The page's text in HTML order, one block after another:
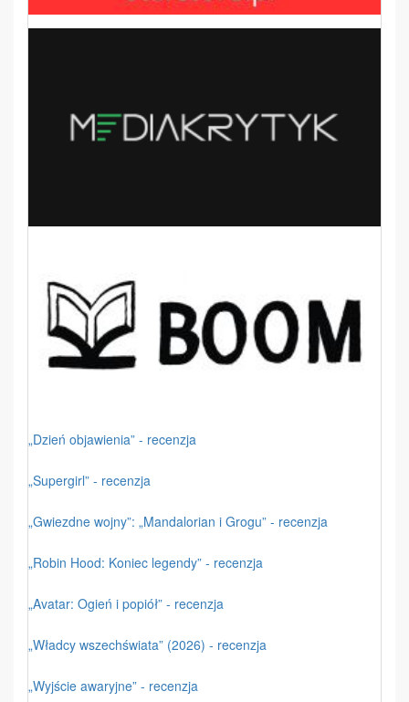
„Dzień objawienia” - recenzja
„Supergirl” - recenzja
„Gwiezdne wojny”: „Mandalorian i Grogu” - recenzja
„Robin Hood: Koniec legendy” - recenzja
„Avatar: Ogień i popiół” - recenzja
„Władcy wszechświata” (2026) - recenzja
„Wyjście awaryjne” - recenzja